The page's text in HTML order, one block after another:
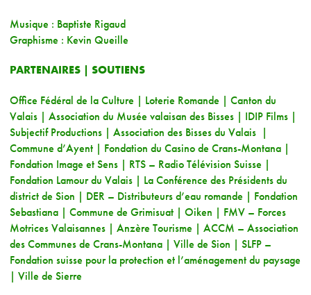
Musique : Baptiste Rigaud
Graphisme : Kevin Queille
PARTENAIRES | SOUTIENS
Office Fédéral de la Culture | Loterie Romande | Canton du
Valais | Association du Musée valaisan des Bisses | IDIP Films |
Subjectif Productions | Association des Bisses du Valais |
Commune d’Ayent | Fondation du Casino de Crans-Montana |
Fondation Image et Sens | RTS – Radio Télévision Suisse |
Fondation Lamour du Valais | La Conférence des Présidents du
district de Sion | DER – Distributeurs d’eau romande | Fondation
Sebastiana | Commune de Grimisuat | Oiken | FMV – Forces
Motrices Valaisannes | Anzère Tourisme | ACCM – Association
des Communes de Crans-Montana | Ville de Sion | SLFP –
Fondation suisse pour la protection et l’aménagement du paysage
| Ville de Sierre